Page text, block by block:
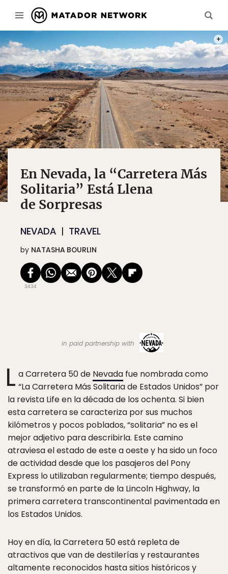
En Nevada, la “Carretera Más
Solitaria” Está Llena
de Sorpresas
NEVADA TRAVEL
by NATASHA BOURLIN
3434
in paid partnership with
L a Carretera 50 de Nevada fue nombrada como
“La Carretera Más Solitaria de Estados Unidos” por
la revista Life en la década de los ochenta. Si bien
esta carretera se caracteriza por sus muchos
kilómetros y pocos poblados, “solitaria” no es el
mejor adjetivo para describirla. Este camino
atraviesa el estado de este a oeste y ha sido un foco
de actividad desde que los pasajeros del Pony
Express lo utilizaban regularmente; tiempo después,
se transformó en parte de la Lincoln Highway, la
primera carretera transcontinental pavimentada en
los Estados Unidos.
Hoy en día, la Carretera 50 está repleta de
atractivos que van de destilerías y restaurantes
altamente reconocidos hasta sitios históricos y